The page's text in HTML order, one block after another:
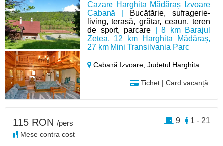
Cazare Harghita Mădăraș Izvoare
Cabană | Bucătărie, sufragerie-
living, terasă, grătar, ceaun, teren
de sport, parcare | 8 km Barajul
Zetea, 12 km Harghita Mădăraș,
27 km Mini Transilvania Parc
Cabană Izvoare,Județul Harghita
Tichet | Card vacanță
115 RON /pers
Mese contra cost
1 - 21
9